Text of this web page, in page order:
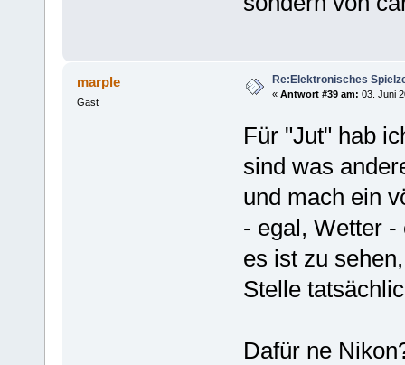
marple
Gast
Re:Elektronisches
« Antwort #39 am: 03. Juni
Für "Jut" hab
sind was
und mach ein
- egal, Wetter -
es ist zu
Stelle
Dafür ne